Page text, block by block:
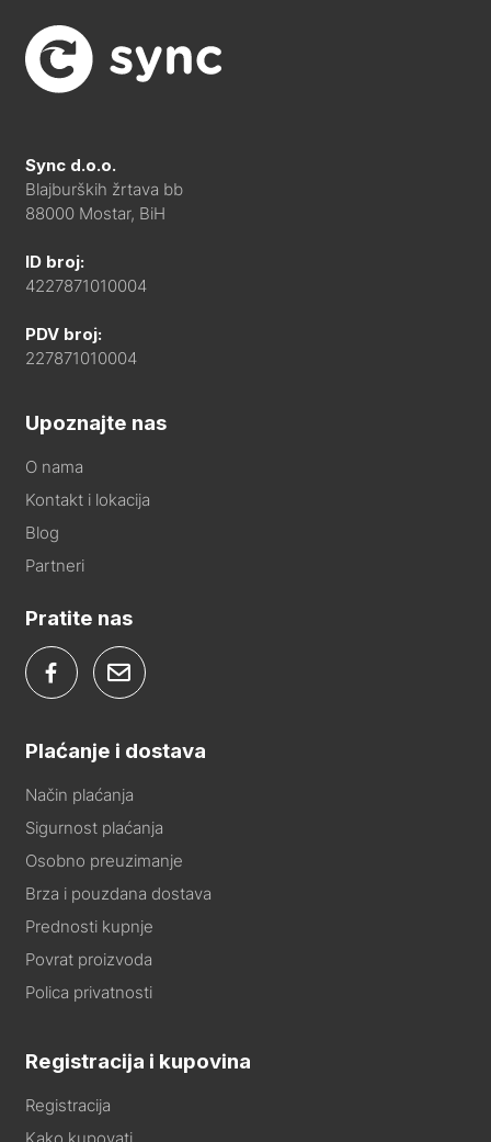
Sync d.o.o.
Blajburških žrtava bb
88000 Mostar, BiH
ID broj:
4227871010004
PDV broj:
227871010004
Upoznajte nas
O nama
Kontakt i lokacija
Blog
Partneri
Pratite nas
Plaćanje i dostava
Način plaćanja
Sigurnost plaćanja
Osobno preuzimanje
Brza i pouzdana dostava
Prednosti kupnje
Povrat proizvoda
Polica privatnosti
Registracija i kupovina
Registracija